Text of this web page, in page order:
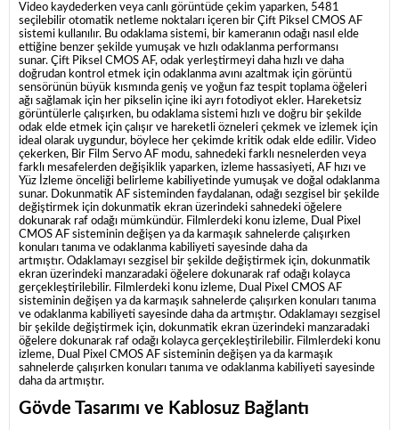
Video kaydederken veya canlı görüntüde çekim yaparken, 5481
seçilebilir otomatik netleme noktaları içeren bir Çift Piksel CMOS AF
sistemi kullanılır. Bu odaklama sistemi, bir kameranın odağı nasıl elde
ettiğine benzer şekilde yumuşak ve hızlı odaklanma performansı
sunar. Çift Piksel CMOS AF, odak yerleştirmeyi daha hızlı ve daha
doğrudan kontrol etmek için odaklanma avını azaltmak için görüntü
sensörünün büyük kısmında geniş ve yoğun faz tespit toplama öğeleri
ağı sağlamak için her pikselin içine iki ayrı fotodiyot ekler. Hareketsiz
görüntülerle çalışırken, bu odaklama sistemi hızlı ve doğru bir şekilde
odak elde etmek için çalışır ve hareketli özneleri çekmek ve izlemek için
ideal olarak uygundur, böylece her çekimde kritik odak elde edilir. Video
çekerken, Bir Film Servo AF modu, sahnedeki farklı nesnelerden veya
farklı mesafelerden değişiklik yaparken, izleme hassasiyeti, AF hızı ve
Yüz İzleme önceliği belirleme kabiliyetinde yumuşak ve doğal odaklanma
sunar. Dokunmatik AF sisteminden faydalanan, odağı sezgisel bir şekilde
değiştirmek için dokunmatik ekran üzerindeki sahnedeki öğelere
dokunarak raf odağı mümkündür. Filmlerdeki konu izleme, Dual Pixel
CMOS AF sisteminin değişen ya da karmaşık sahnelerde çalışırken
konuları tanıma ve odaklanma kabiliyeti sayesinde daha da
artmıştır. Odaklamayı sezgisel bir şekilde değiştirmek için, dokunmatik
ekran üzerindeki manzaradaki öğelere dokunarak raf odağı kolayca
gerçekleştirilebilir. Filmlerdeki konu izleme, Dual Pixel CMOS AF
sisteminin değişen ya da karmaşık sahnelerde çalışırken konuları tanıma
ve odaklanma kabiliyeti sayesinde daha da artmıştır. Odaklamayı sezgisel
bir şekilde değiştirmek için, dokunmatik ekran üzerindeki manzaradaki
öğelere dokunarak raf odağı kolayca gerçekleştirilebilir. Filmlerdeki konu
izleme, Dual Pixel CMOS AF sisteminin değişen ya da karmaşık
sahnelerde çalışırken konuları tanıma ve odaklanma kabiliyeti sayesinde
daha da artmıştır.
Gövde Tasarımı ve Kablosuz Bağlantı